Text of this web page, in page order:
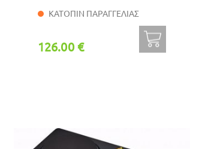
ΚΑΤΟΠΙΝ ΠΑΡΑΓΓΕΛΙΑΣ
126.00 €